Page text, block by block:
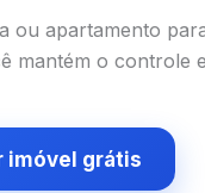
ou apartamento
mantém o controle
imóvel grátis